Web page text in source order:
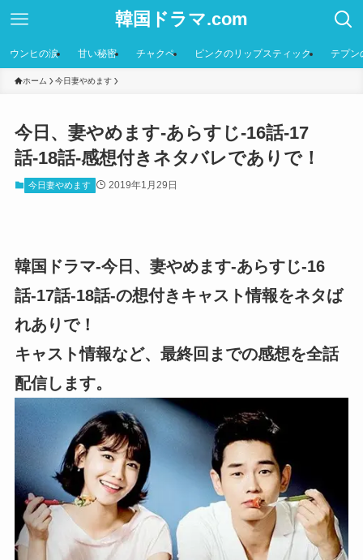
韓国ドラマ.com
ウンヒの涙 甘い秘密 チャクペ ピンクのリップスティック テプン
ホーム 今日妻やめます
今日、妻やめます-あらすじ-16話-17
話-18話-感想付きネタバレでありで！
今日妻やめます 2019年1月29日
韓国ドラマ-今日、妻やめます-あらすじ-16
話-17話-18話-の想付きキャスト情報をネタば
れありで！
キャスト情報など、最終回までの感想を全話
配信します。